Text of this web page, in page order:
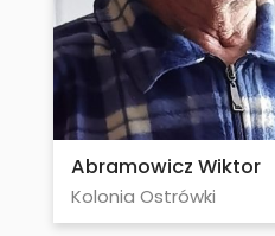
Abramowicz Wiktor
Kolonia Ostrówki